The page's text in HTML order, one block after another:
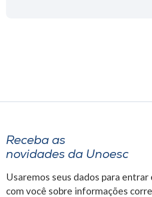
A+
Receba as
novidades da Unoesc
Usaremos seus dados para
com você sobre informações